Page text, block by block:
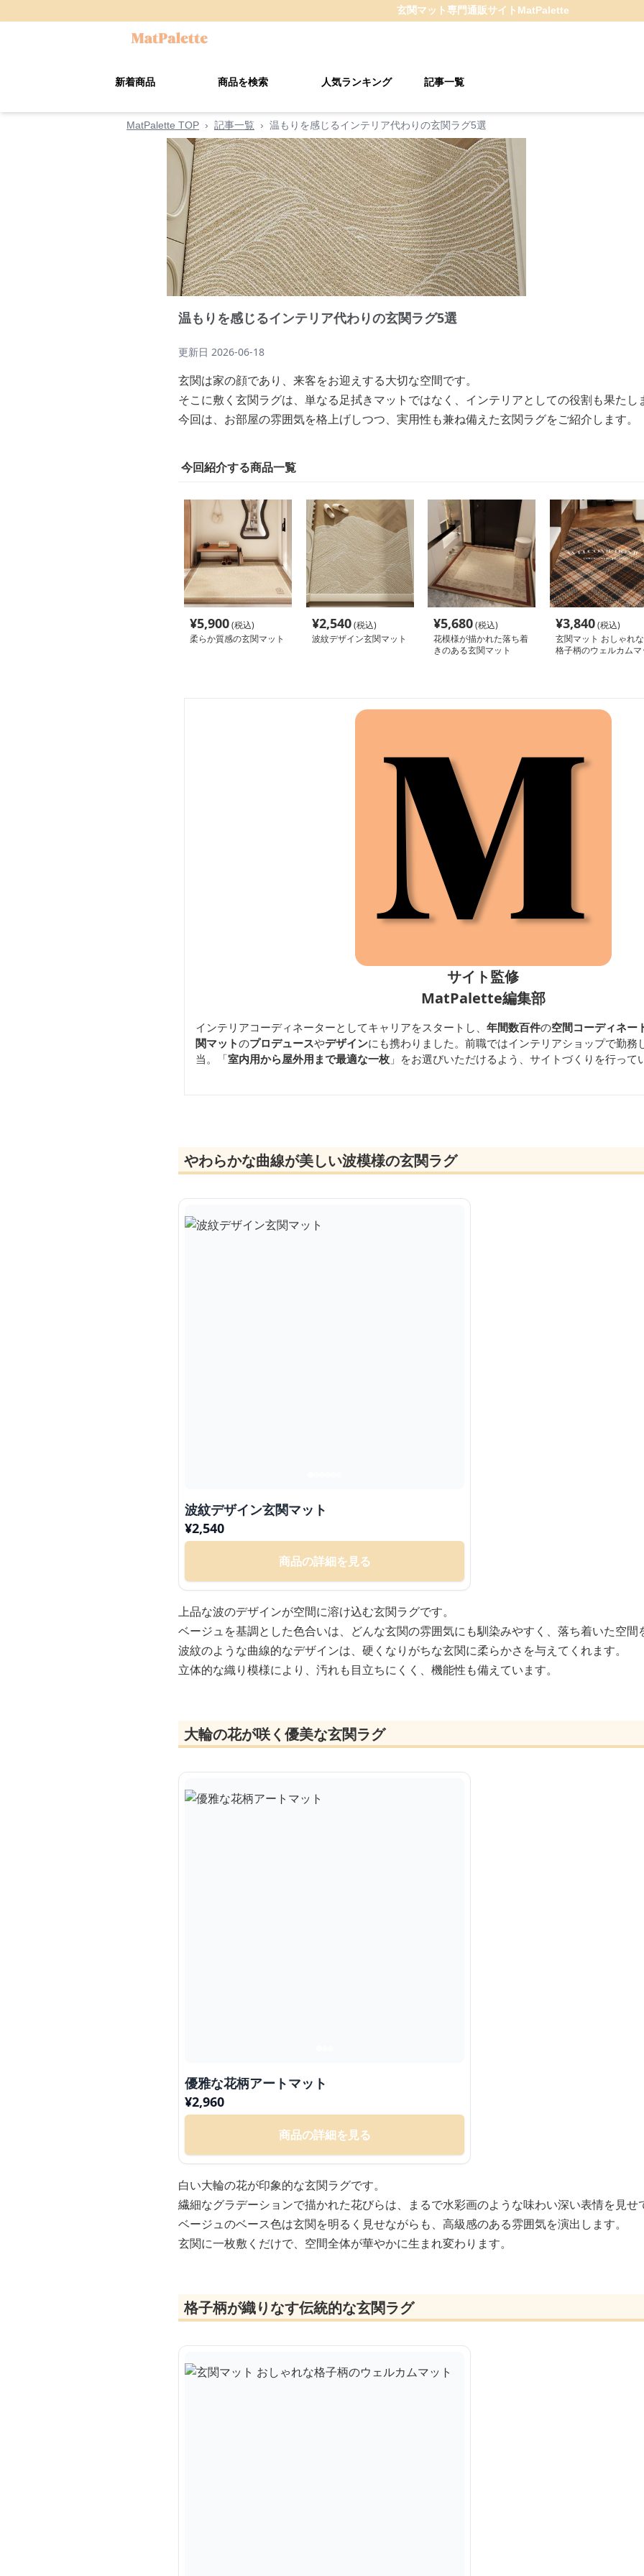
玄関マット専門通販サイト MatPalette
新着商品 商品を検索 人気ランキング 記事一覧
MatPalette TOP › 記事一覧 › 温もりを感じるインテリア代わりの玄関ラグ5選
温もりを感じるインテリア代わりの玄関ラグ5選
更新日 2026-06-18
玄関は家の顔であり、来客をお迎えする大切な空間です。
そこに敷く玄関ラグは、単なる足拭きマットではなく、インテリアとしての役割も果たし
今回は、お部屋の雰囲気を格上げしつつ、実用性も兼ね備えた玄関ラグをご紹介します。
今回紹介する商品一覧
¥5,900(税込)
柔らか質感の玄関マット
¥2,540(税込)
波紋デザイン玄関マット
¥5,680(税込)
花模様が描かれた落ち着
きのある玄関マット
¥3,840(税込)
玄関マット おしゃれな
格子柄のウェルカムマ
サイト監修
MatPalette編集部
インテリアコーディネーターとしてキャリアをスタートし、 年間数百件の空間コーディネー
関マットのプロデュースやデザインにも携わりました。前職ではインテリアショップで勤務
当。「室内用から屋外用まで最適な一枚 」をお選びいただけるよう、サイトづくりを行って
やわらかな曲線が美しい波模様の玄関ラグ
波紋デザイン玄関マット
¥2,540
商品の詳細を見る
上品な波のデザインが空間に溶け込む玄関ラグです。
ベージュを基調とした色合いは、どんな玄関の雰囲気にも馴染みやすく、落ち着いた空間
波紋のような曲線的なデザインは、硬くなりがちな玄関に柔らかさを与えてくれます。
立体的な織り模様により、汚れも目立ちにくく、機能性も備えています。
大輪の花が咲く優美な玄関ラグ
優雅な花柄アートマット
¥2,960
商品の詳細を見る
白い大輪の花が印象的な玄関ラグです。
繊細なグラデーションで描かれた花びらは、まるで水彩画のような味わい深い表情を見せ
ベージュのベース色は玄関を明るく見せながらも、高級感のある雰囲気を演出します。
玄関に一枚敷くだけで、空間全体が華やかに生まれ変わります。
格子柄が織りなす伝統的な玄関ラグ